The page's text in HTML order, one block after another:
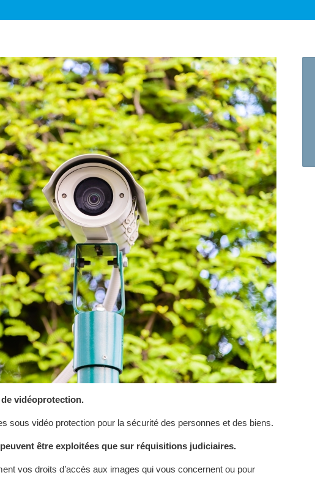
vidéoprotection.
sous vidéo protection pour la sécurité des personnes et des biens.
être exploitées que sur réquisitions judiciaires.
vos droits d’accès aux images qui vous concernent ou pour